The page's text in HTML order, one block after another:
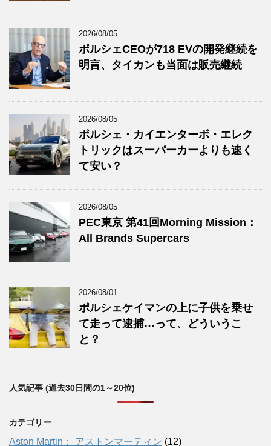
2026/08/05
ポルシェCEOが718 EVの開発継続を
明言、タイカンも当面は販売継続
2026/08/05
ポルシェ・カイエンターボ・エレク
トリックはスーパーカーよりも速く
て安い？
2026/08/05
PEC東京 第41回Morning Mission：
All Brands Supercars
2026/08/01
ポルシェケイマンの上に子供を乗せ
て走って逮捕…って、どういうこ
と？
人気記事 (過去30日間の1～20位)
カテゴリー
Aston Martin： アストンマーティン (12)